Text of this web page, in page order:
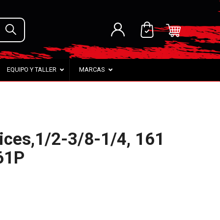
EQUIPO Y TALLER MARCAS
2-3/8-1/4, 161